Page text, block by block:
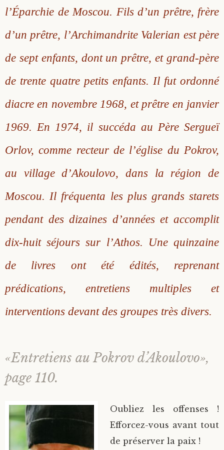
Saint Sophrony l’Athonite
Staritsa Marie Makovkine
Archimandrite Lazare (Abachidzé)
Archimandrite Nathanaël (Pospelov)
Père Héliodore
l’Éparchie de Moscou. Fils d’un prêtre, frère
d’un prêtre, l’Archimandrite Valerian est père
de sept enfants, dont un prêtre, et grand-père
de trente quatre petits enfants. Il fut ordonné
diacre en novembre 1968, et prêtre en janvier
1969. En 1974, il succéda au Père Sergueï
Orlov, comme recteur de l’église du Pokrov,
au village d’Akoulovo, dans la région de
Moscou. Il fréquenta les plus grands starets
pendant des dizaines d’années et accomplit
dix-huit séjours sur l’Athos. Une quinzaine
de livres ont été édités, reprenant
prédications, entretiens multiples et
interventions devant des groupes très divers.
«Entretiens au Pokrov d’Akoulovo»,
page 110.
Oubliez les offenses !
Efforcez-vous avant tout
de préserver la paix !